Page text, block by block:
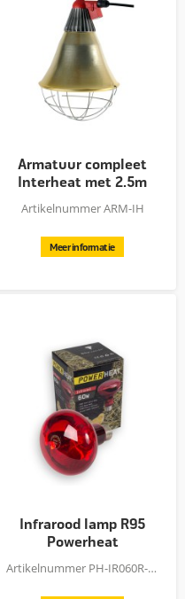
Armatuur compleet
Interheat met 2.5m
Artikelnummer ARM-IH
Meer informatie
Infrarood lamp R95
Powerheat
Artikelnummer PH-IR060R-95H